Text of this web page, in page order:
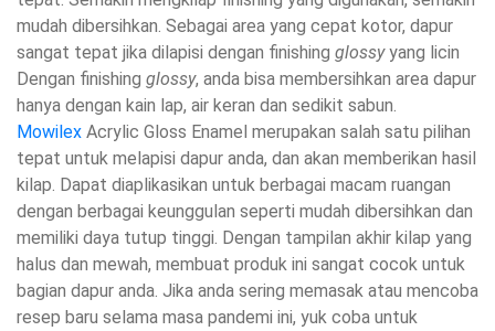
mudah dibersihkan. Sebagai area yang cepat kotor, dapur
sangat tepat jika dilapisi dengan finishing glossyyang licin
Dengan finishing glossy, anda bisa membersihkan area dapur
hanya dengan kain lap, air keran dan sedikit sabun.
Mowilex Acrylic Gloss Enamel merupakan salah satu pilihan
tepat untuk melapisi dapur anda, dan akan memberikan hasil
kilap. Dapat diaplikasikan untuk berbagai macam ruangan
dengan berbagai keunggulan seperti mudah dibersihkan dan
memiliki daya tutup tinggi. Dengan tampilan akhir kilap yang
halus dan mewah, membuat produk ini sangat cocok untuk
bagian dapur anda. Jika anda sering memasak atau mencoba
resep baru selama masa pandemi ini, yuk coba untuk